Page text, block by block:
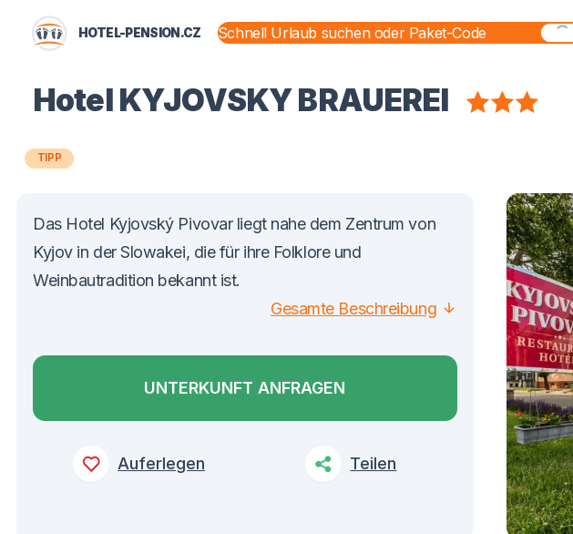
HOTEL-PENSION.CZ
Hotel KYJOVSKY BRAUEREI
TIPP
Das Hotel Kyjovský Pivovar liegt nahe dem Zentrum von
Kyjov in der Slowakei, die für ihre Folklore und
Weinbautradition bekannt ist.
Gesamte Beschreibung
UNTERKUNFT ANFRAGEN
Auferlegen Teilen